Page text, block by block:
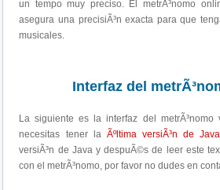
un tempo muy preciso. El metrÃ³nomo
asegura una precisiÃ³n exacta para que
musicales.
Interfaz del
La siguiente es la interfaz del metrÃ³nomo
necesitas tener la Ãºltima versiÃ³n de Java
versiÃ³n de Java y despuÃ©s de leer este
con el metrÃ³nomo, por favor no dudes en